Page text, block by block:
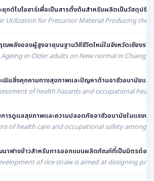
ยุกต์ไบโอชาร์เพื่อเป็นสารตั้งต้นสำหรับผลิตเป็นวัสดุปรั
Utilization for Precursor Material Producing the
ฒพลังของผู้สูงอายุบนฐานวิถีชีวิตใหม่ในจังหวัดเชียงราย
in Older adults on New normal in Chiang
เมินสิ่งคุกคามทางสุขภาพและปัญหาด้านอาชีวอนามัยแล
of health hazards and occupational
ารดูแลสุขภาพและความปลอดภัยอาชีวอนามัยในแรงง
of health care and occupational safety among
าฟางข้าวสำหรับการออกแบบผลิตภัณฑ์ที่เป็นมิตรต่อสิ่
of rice straw is aimed at designing